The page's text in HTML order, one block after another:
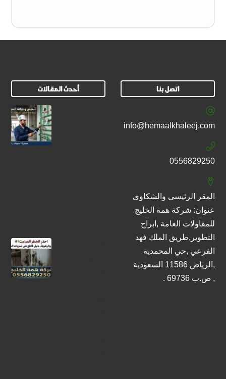
اتصل بنا
info@hemaalkhaleej.com
0556829250
المقر الرئيسى والشكاوى
عنوان: شركة همة الخليج
للمقاولات العامة ,ابراج
التطوير,طريق الملك فهد
الفرعي ,حي المحمدية
,الرياض 11586 السعودية
, ص.ب 69736 .
أحدث المقالات